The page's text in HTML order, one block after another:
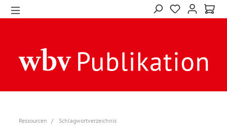
Ressourcen Schlagwortverzeichnis